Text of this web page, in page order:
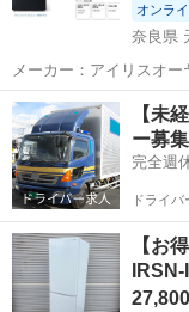
オンラ
奈良県
メーカー：アイリスオー
…奈良 天理市 天
【未
ー募集
完全週
ドライバ
【お